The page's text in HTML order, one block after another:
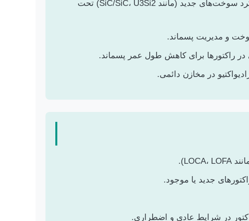
**سوخت‌های مقاوم در برابر حادثه (ATF – Accident Tolerant Fuels):** طراحی و شبیه‌سازی عملکرد سوخت‌های جدید (مانند SiC/SiC، U3Si2) تحت
و مدیریت پسماند.
در شرایط عادی و اضطراری.